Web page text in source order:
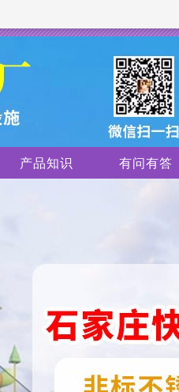
产品知识 有问有答